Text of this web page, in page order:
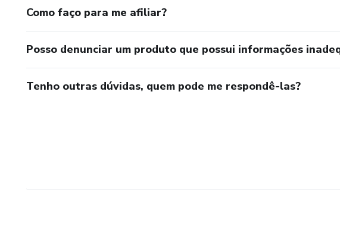
Como faço para me afiliar?
Posso denunciar um produto que possui informações
Tenho outras dúvidas, quem pode me respondê-las?